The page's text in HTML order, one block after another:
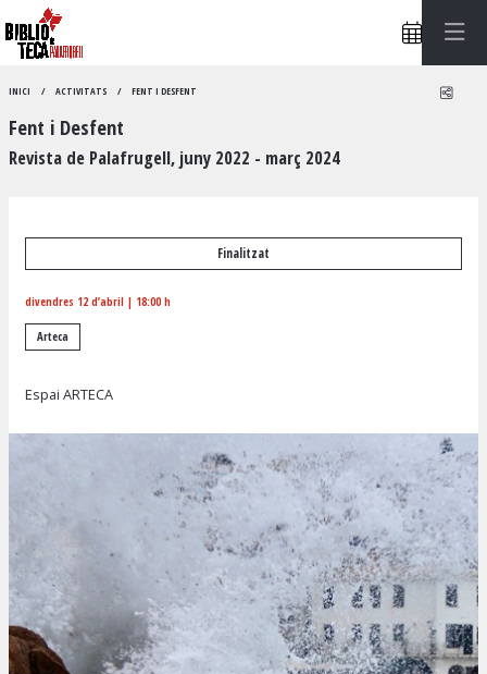
INICI ACTIVITATS FENT I DESFENT
Fent i Desfent
Revista de Palafrugell, juny 2022 - març 2024
Finalitzat
divendres 12 d’abril | 18:00 h
Arteca
Espai ARTECA